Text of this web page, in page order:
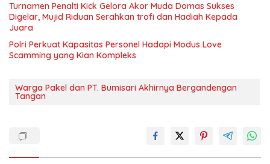
Turnamen Penalti Kick Gelora Akor Muda Domas Sukses
Digelar, Mujid Riduan Serahkan trofi dan Hadiah Kepada
Juara
Polri Perkuat Kapasitas Personel Hadapi Modus Love
Scamming yang Kian Kompleks
Warga Pakel dan PT. Bumisari Akhirnya Bergandengan
Tangan